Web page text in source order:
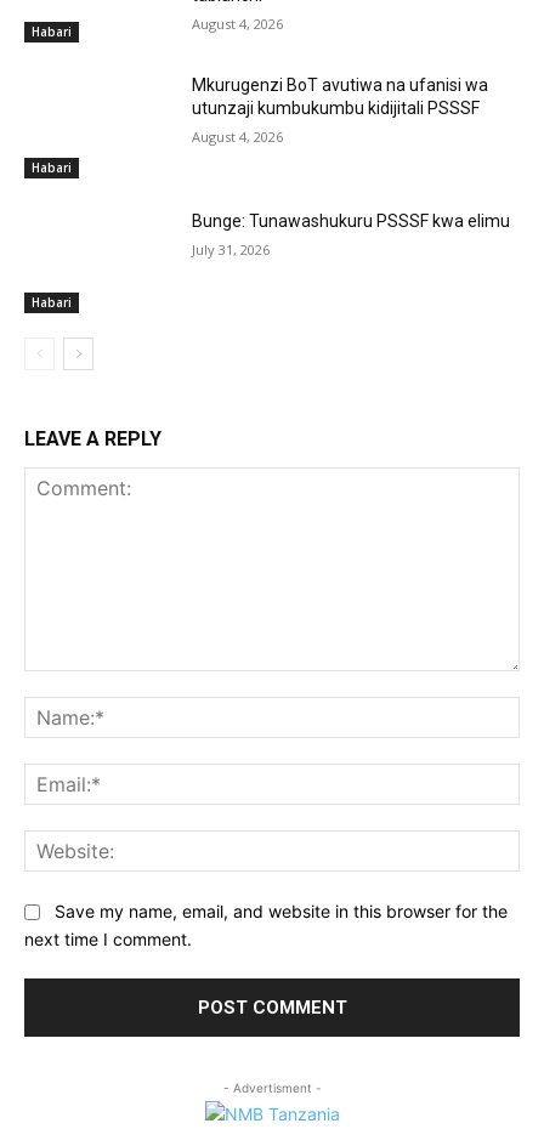
Habari August 4, 2026
Habari
Mkurugenzi BoT avutiwa na ufanisi wa
utunzaji kumbukumbu kidijitali PSSSF
August 4, 2026
Habari
Bunge: Tunawashukuru PSSSF kwa elimu
July 31, 2026
LEAVE A REPLY
Save my name, email, and website in this browser for the
next time I comment.
- Advertisment -